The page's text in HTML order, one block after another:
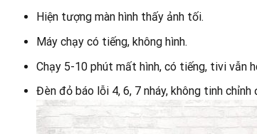
Hiện tượng màn hình thấy ảnh tối.
Máy chạy có tiếng, không hình.
Chạy 5-10 phút mất hình, có tiếng, tivi vẫn
Đèn đỏ báo lỗi 4, 6, 7 nháy, không tinh chỉnh